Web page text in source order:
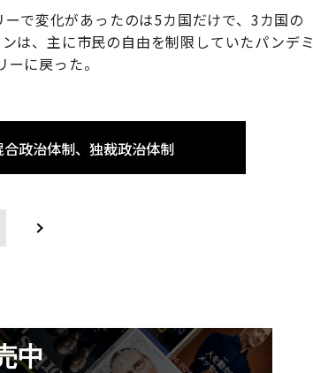
で変化があったのは5カ国だけで、3カ国の
は、主に市民の自由を制限していたパンデミ
に戻った。
政治体制、独裁政治体制
中